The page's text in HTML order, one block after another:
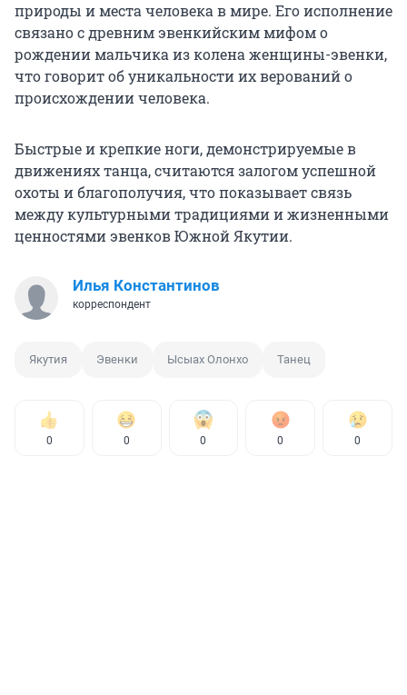
природы и места человека в мире. Его исполнение
связано с древним эвенкийским мифом о
рождении мальчика из колена женщины-эвенки,
что говорит об уникальности их верований о
происхождении человека.
Быстрые и крепкие ноги, демонстрируемые в
движениях танца, считаются залогом успешной
охоты и благополучия, что показывает связь
между культурными традициями и жизненными
ценностями эвенков Южной Якутии.
Илья Константинов
корреспондент
Якутия Эвенки Ысыах Олонхо Танец
0 0 0 0 0